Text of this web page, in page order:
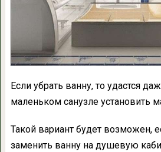
Если убрать ванну, то удастся
маленьком санузле установить
Такой вариант будет возможен,
заменить ванну на душевую